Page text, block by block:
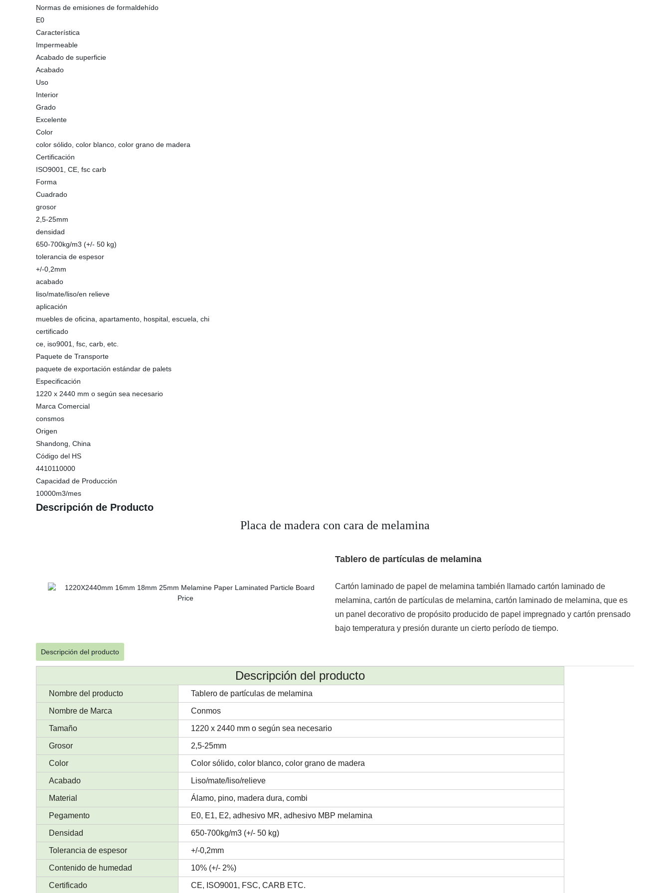
Normas de emisiones de formaldehído
E0
Característica
Impermeable
Acabado de superficie
Acabado
Uso
Interior
Grado
Excelente
Color
color sólido, color blanco, color grano de madera
Certificación
ISO9001, CE, fsc carb
Forma
Cuadrado
grosor
2,5-25mm
densidad
650-700kg/m3 (+/- 50 kg)
tolerancia de espesor
+/-0,2mm
acabado
liso/mate/liso/en relieve
aplicación
muebles de oficina, apartamento, hospital, escuela, chi
certificado
ce, iso9001, fsc, carb, etc.
Paquete de Transporte
paquete de exportación estándar de palets
Especificación
1220 x 2440 mm o según sea necesario
Marca Comercial
consmos
Origen
Shandong, China
Código del HS
4410110000
Capacidad de Producción
10000m3/mes
Descripción de Producto
Placa de madera con cara de melamina
Tablero de partículas de melamina
Cartón laminado de papel de melamina también llamado cartón laminado de
melamina, cartón de partículas de melamina, cartón laminado de melamina, que es
un panel decorativo de propósito producido de papel impregnado y cartón prensado
bajo temperatura y presión durante un cierto período de tiempo.
Descripción del producto
Descripción del producto
Nombre del producto Tablero de partículas de melamina
Nombre de Marca Conmos
Tamaño 1220 x 2440 mm o según sea necesario
Grosor 2,5-25mm
Color Color sólido, color blanco, color grano de madera
Acabado Liso/mate/liso/relieve
Material Álamo, pino, madera dura, combi
Pegamento E0, E1, E2, adhesivo MR, adhesivo MBP melamina
Densidad 650-700kg/m3 (+/- 50 kg)
Tolerancia de espesor +/-0,2mm
Contenido de humedad 10% (+/- 2%)
Certificado CE, ISO9001, FSC, CARB ETC.